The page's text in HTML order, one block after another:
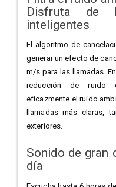
Disfruta de
inteligentes
El algoritmo de
generar un efecto de
m/s para las llamadas.
reducción de ruido
eficazmente el ruido
llamadas más claras,
exteriores.
Sonido de gran
día